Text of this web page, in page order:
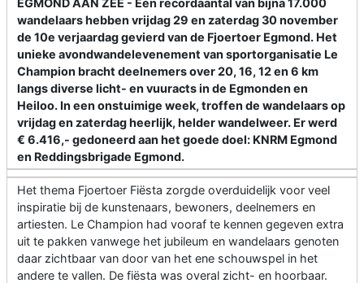
EGMOND AAN ZEE - Een recordaantal van bijna 17.000
wandelaars hebben vrijdag 29 en zaterdag 30 november
de 10e verjaardag gevierd van de Fjoertoer Egmond. Het
unieke avondwandelevenement van sportorganisatie Le
Champion bracht deelnemers over 20, 16, 12 en 6 km
langs diverse licht- en vuuracts in de Egmonden en
Heiloo. In een onstuimige week, troffen de wandelaars op
vrijdag en zaterdag heerlijk, helder wandelweer. Er werd
€ 6.416,- gedoneerd aan het goede doel: KNRM Egmond
en Reddingsbrigade Egmond.
Het thema Fjoertoer Fiësta zorgde overduidelijk voor veel
inspiratie bij de kunstenaars, bewoners, deelnemers en
artiesten. Le Champion had vooraf te kennen gegeven extra
uit te pakken vanwege het jubileum en wandelaars genoten
daar zichtbaar van door van het ene schouwspel in het
andere te vallen. De fiësta was overal zicht- en hoorbaar.